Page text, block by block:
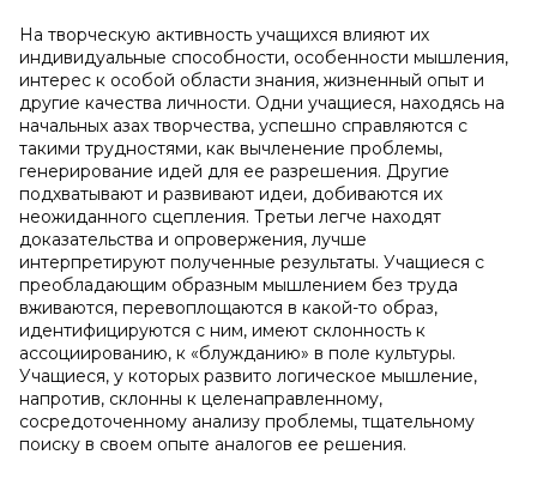
На творческую активность учащихся влияют их
индивидуальные способности, особенности мышления,
интерес к особой области знания, жизненный опыт и
другие качества личности. Одни учащиеся, находясь на
начальных азах творчества, успешно справляются с
такими трудностями, как вычленение проблемы,
генерирование идей для ее разрешения. Другие
подхватывают и развивают идеи, добиваются их
неожиданного сцепления. Третьи легче находят
доказательства и опровержения, лучше
интерпретируют полученные результаты. Учащиеся с
преобладающим образным мышлением без труда
вживаются, перевоплощаются в какой-то образ,
идентифицируются с ним, имеют склонность к
ассоциированию, к «блужданию» в поле культуры.
Учащиеся, у которых развито логическое мышление,
напротив, склонны к целенаправленному,
сосредоточенному анализу проблемы, тщательному
поиску в своем опыте аналогов ее решения.